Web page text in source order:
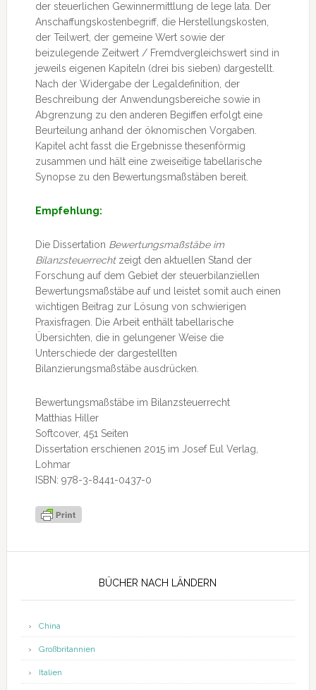
der steuerlichen Gewinnermittlung de lege lata. Der
Anschaffungskostenbegriff, die Herstellungskosten,
der Teilwert, der gemeine Wert sowie der
beizulegende Zeitwert / Fremdvergleichswert sind in
jeweils eigenen Kapiteln (drei bis sieben) dargestellt.
Nach der Widergabe der Legaldefinition, der
Beschreibung der Anwendungsbereiche sowie in
Abgrenzung zu den anderen Begiffen erfolgt eine
Beurteilung anhand der öknomischen Vorgaben.
Kapitel acht fasst die Ergebnisse thesenförmig
zusammen und hält eine zweiseitige tabellarische
Synopse zu den Bewertungsmaßstäben bereit.
Empfehlung:
Die Dissertation Bewertungsmaßstäbe im
Bilanzsteuerrechtzeigt den aktuellen Stand der
Forschung auf dem Gebiet der steuerbilanziellen
Bewertungsmaßstäbe auf und leistet somit auch einen
wichtigen Beitrag zur Lösung von schwierigen
Praxisfragen. Die Arbeit enthält tabellarische
Übersichten, die in gelungener Weise die
Unterschiede der dargestellten
Bilanzierungsmaßstäbe ausdrücken.
Bewertungsmaßstäbe im Bilanzsteuerrecht
Matthias Hiller
Softcover, 451 Seiten
Dissertation erschienen 2015 im Josef Eul Verlag,
Lohmar
ISBN: 978-3-8441-0437-0
BÜCHER NACH LÄNDERN
China
Großbritannien
Italien